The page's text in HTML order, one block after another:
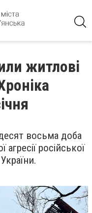
житлові
восьма доба
російської